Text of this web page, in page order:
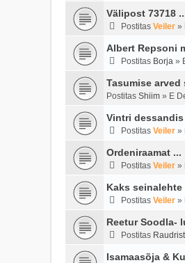
Välipost 73718
Postitas Veiler »
Albert Repsoni
Postitas Borja »
Tasumise
Postitas Shiim » E
Vintri
Postitas Veiler »
Ordeniraamat ...
Postitas Veiler »
Kaks
Postitas Veiler »
Reetur Soodla-
Postitas Raudrist
Isamaasõja &